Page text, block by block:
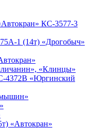
КС-3577-3
1 (14т) «Дрогобыч»
«Клинцы»
4372В «Юргинский
«Автокран»